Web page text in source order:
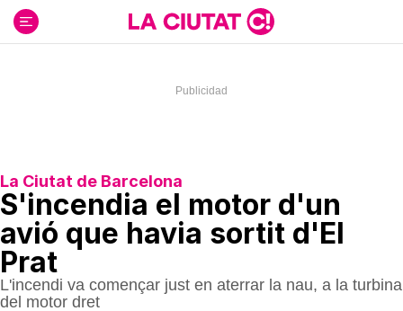
contenido
La Ciutat de Barcelona
S'incendia el motor d'un
avió que havia sortit d'El
Prat
L'incendi va començar just en aterrar la nau, a la turbina
del motor dret